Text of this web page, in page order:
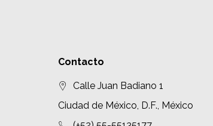
Contacto
Calle Juan Badiano 1
Ciudad de México, D.F., México